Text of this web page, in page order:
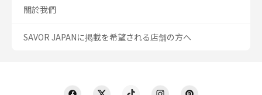
關於我們
SAVOR JAPANに掲載を希望される店舗の方へ